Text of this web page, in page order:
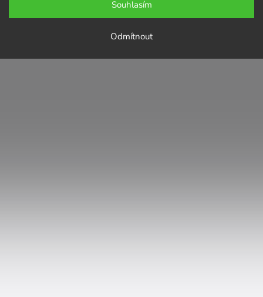
Odmítnout
Souhlasím